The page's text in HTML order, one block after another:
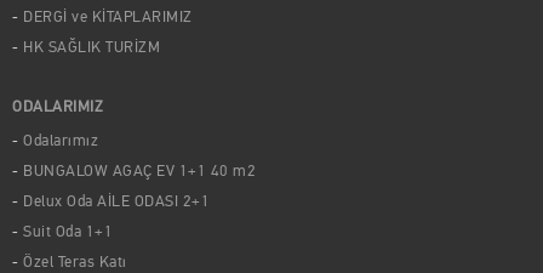
DERGİ ve KİTAPLARIMIZ
HK SAĞLIK TURİZM
ODALARIMIZ
Odalarımız
BUNGALOW AGAÇ EV 1+1 40 m2
Delux Oda AİLE ODASI 2+1
Suit Oda 1+1
Özel Teras Katı